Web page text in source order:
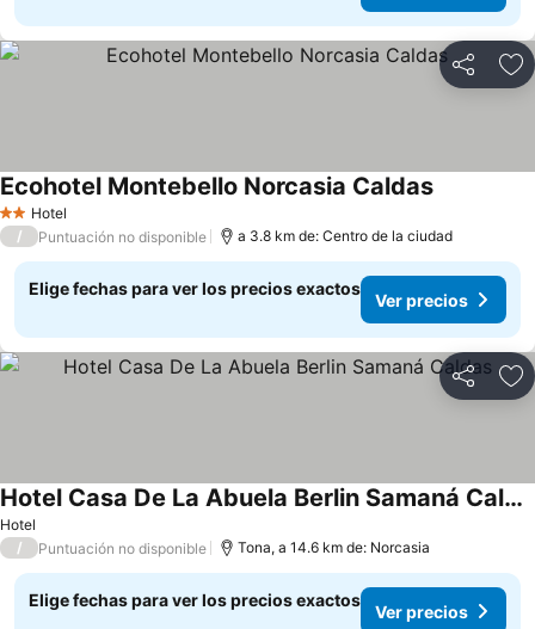
Compartir
2 Estrellas
Hotel
Ecohotel Montebello Norcasia CaldasVer precios
/ Puntuación no disponible a 3.8 km de: Centro de la ciudad
Elige fechas para ver los precios exactos
Ver precios
Compartir
Hotel
Hotel Casa De La Abuela Berlin Samaná Caldas
Ver precios
/ Puntuación no disponible Tona, a 14.6 km de: Norcasia
Elige fechas para ver los precios exactos
Ver precios